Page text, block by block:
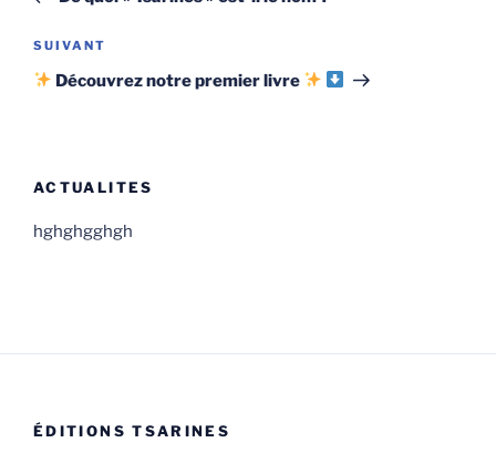
l’article
Article
suivant
SUIVANT
Découvrez notre premier livre
ACTUALITES
hghghgghgh
ÉDITIONS TSARINES